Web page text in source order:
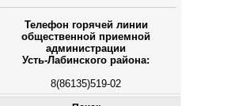
Телефон горячей линии
общественной приемной
администрации
Усть-Лабинского района:
8(86135)519-02